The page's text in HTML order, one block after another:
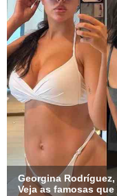
Georgina Rodríguez,
Veja as famosas